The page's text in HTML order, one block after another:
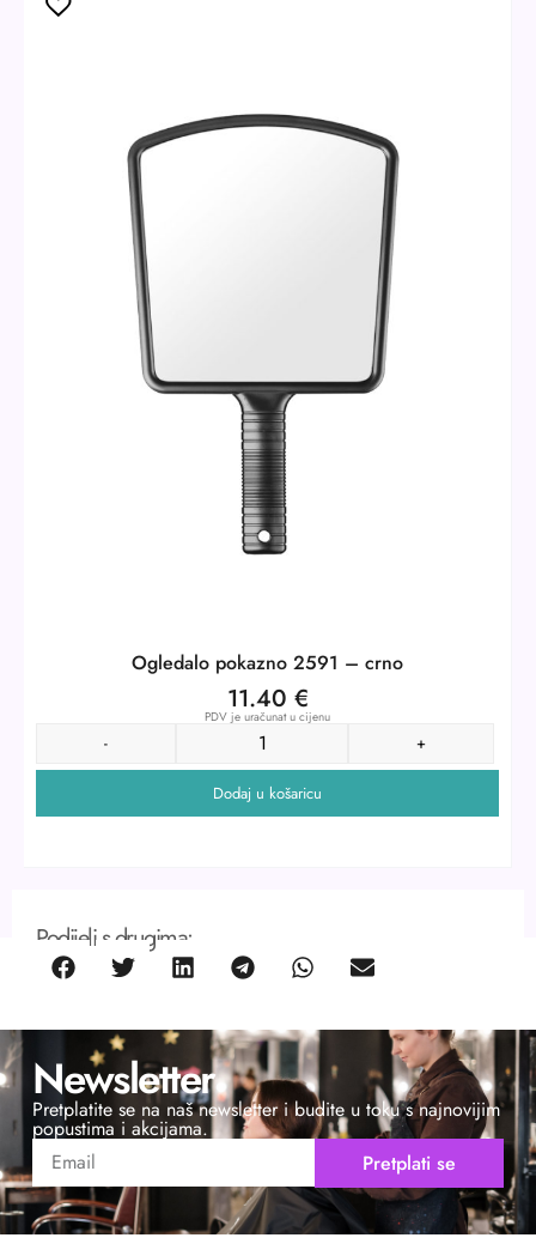
Ogledalo pokazno 2591 – crno
11.40 €
PDV je uračunat u cijenu
- +
Dodaj u košaricu
Podijeli s drugima:
Newsletter
Pretplatite se na naš newsletter i budite u toku s najnovijim
popustima i akcijama.
Pretplati se